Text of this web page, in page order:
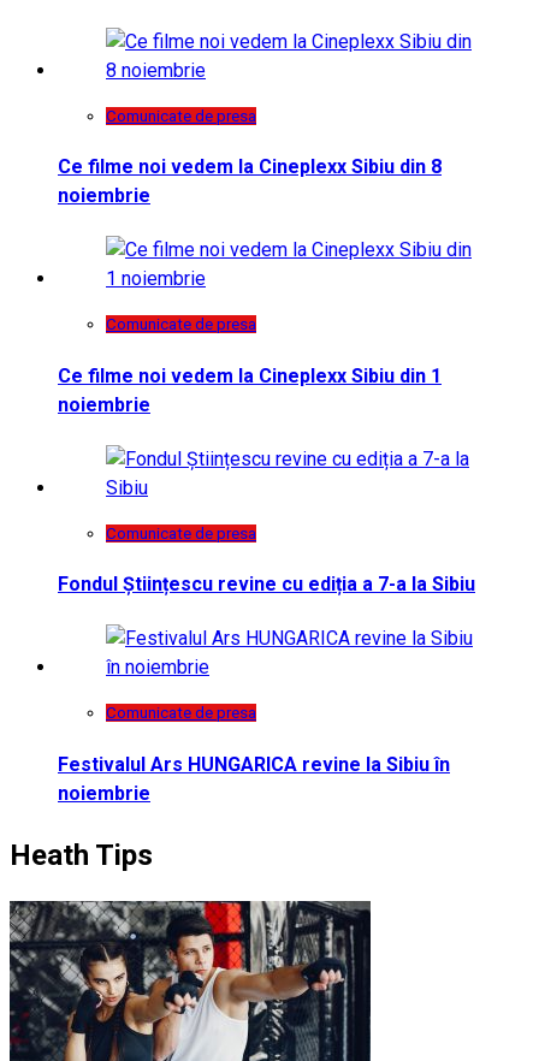
Comunicate de presa
Ce filme noi vedem la Cineplexx Sibiu din 8
noiembrie
Comunicate de presa
Ce filme noi vedem la Cineplexx Sibiu din 1
noiembrie
Comunicate de presa
Fondul Științescu revine cu ediția a 7-a la Sibiu
Comunicate de presa
Festivalul Ars HUNGARICA revine la Sibiu în
noiembrie
Heath Tips